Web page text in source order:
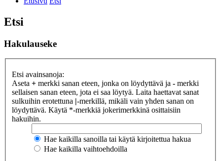
Etsi
Hakulauseke
Etsi avainsanoja:
Aseta + merkki sanan eteen, jonka on löydyttävä ja - merkki
sellaisen sanan eteen, jota ei saa löytyä. Laita haettavat sanat
sulkuihin erotettuna |-merkillä, mikäli vain yhden sanan on
löydyttävä. Käytä *-merkkiä jokerimerkkinä osittaisiin
hakuihin.
Hae kaikilla sanoilla tai käytä kirjoitettua hakua
Hae kaikilla vaihtoehdoilla